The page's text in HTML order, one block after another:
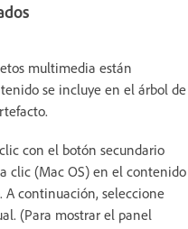
multimedia están
se incluye en el árbol de
con el botón secundario
clic (Mac OS) en el contenido
A continuación, seleccione
(Para mostrar el panel